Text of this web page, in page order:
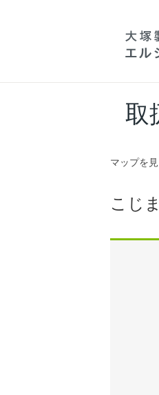
取
マップを
こじ